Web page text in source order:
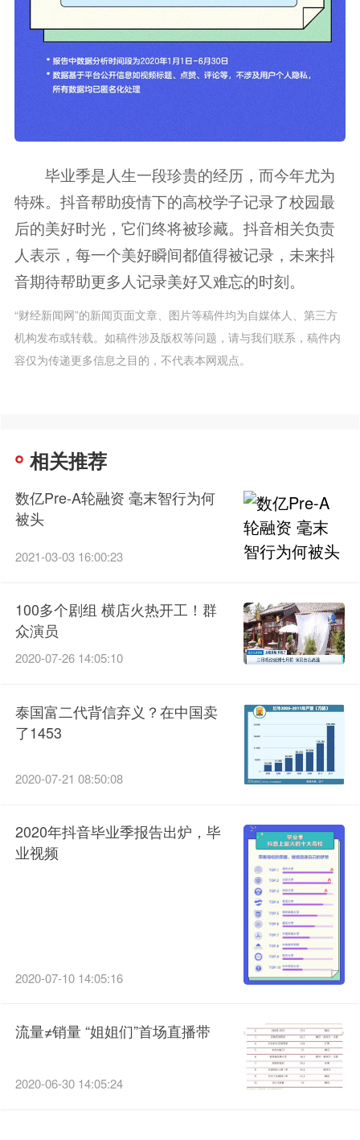
毕业季是人生一段珍贵的经历，而今年尤为
特殊。抖音帮助疫情下的高校学子记录了校园最
后的美好时光，它们终将被珍藏。抖音相关负责
人表示，每一个美好瞬间都值得被记录，未来抖
音期待帮助更多人记录美好又难忘的时刻。
“财经新闻网”的新闻页面文章、图片等稿件均为自媒体人、第三方
机构发布或转载。如稿件涉及版权等问题，请与我们联系，稿件内
容仅为传递更多信息之目的，不代表本网观点。
相关推荐
数亿Pre-A轮融资 毫末智行为何
被头
2021-03-03 16:00:23
100多个剧组 横店火热开工！群
众演员
2020-07-26 14:05:10
泰国富二代背信弃义？在中国卖
了1453
2020-07-21 08:50:08
2020年抖音毕业季报告出炉，毕
业视频
2020-07-10 14:05:16
流量≠销量 “姐姐们”首场直播带
2020-06-30 14:05:24